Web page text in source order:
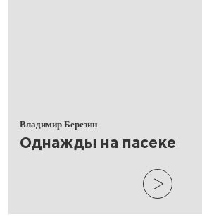
Владимир Березин
​Однажды на пасеке